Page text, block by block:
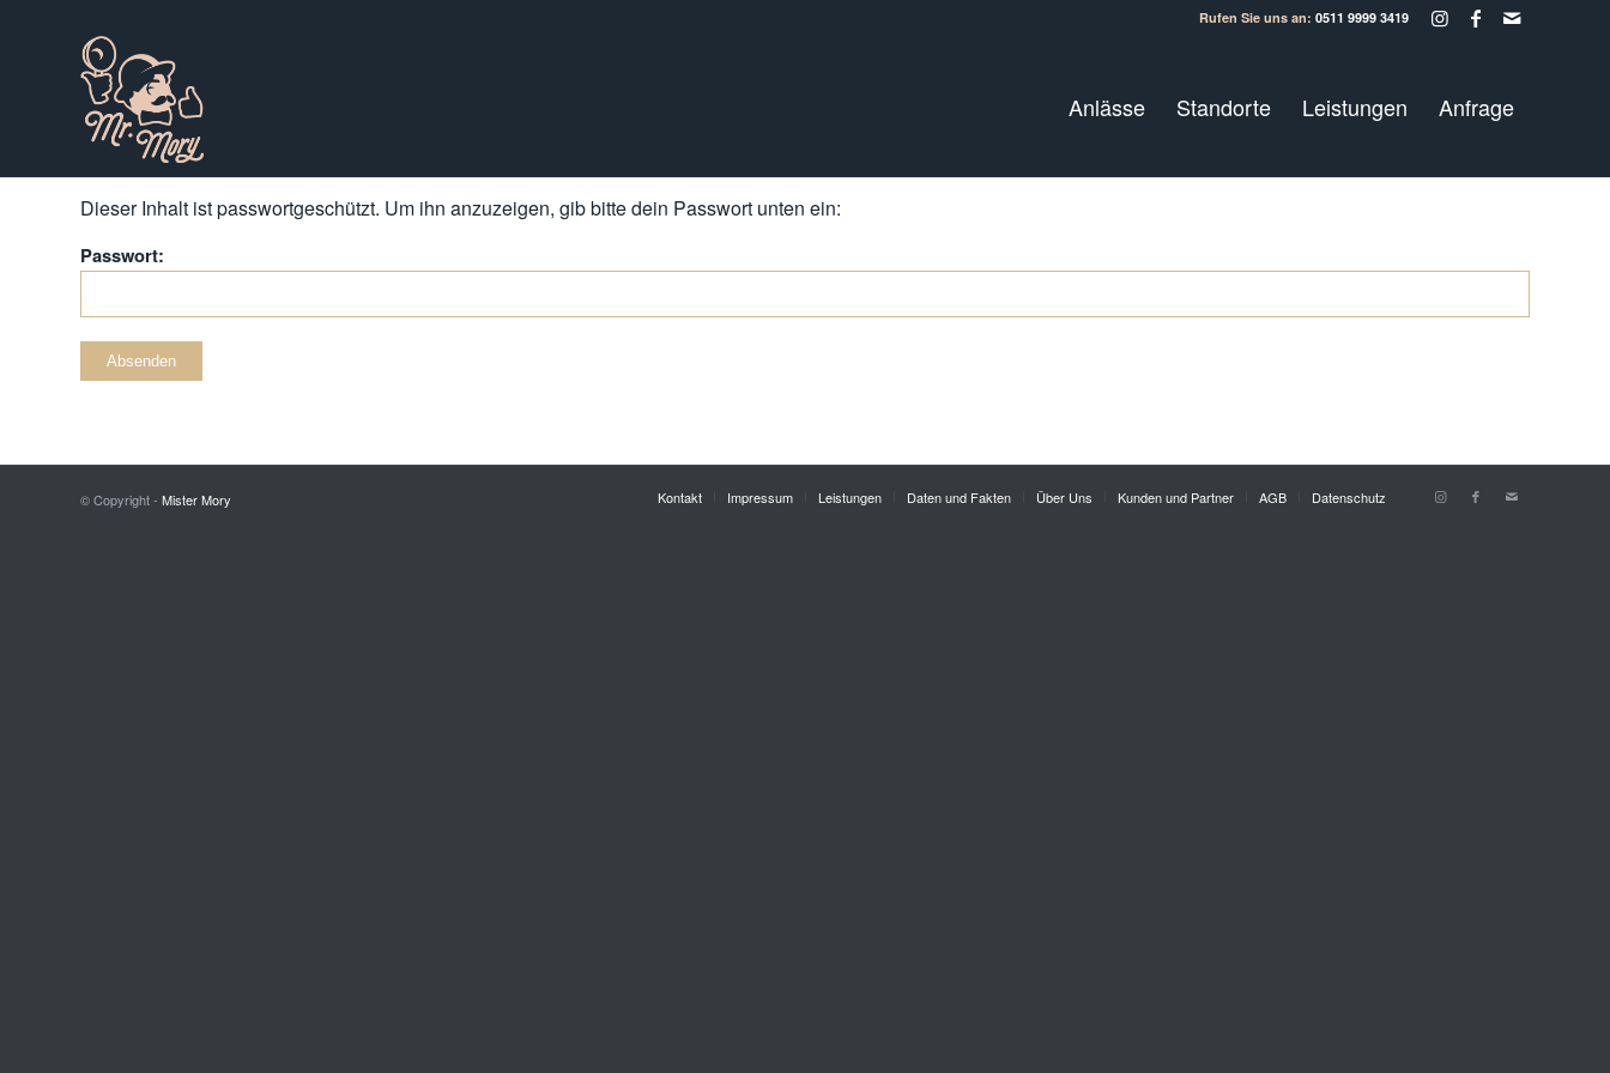
Rufen Sie uns an: 0511 9999 3419
Anlässe Standorte Leistungen Anfrage
Dieser Inhalt ist passwortgeschützt. Um ihn anzuzeigen, gib bitte dein Passwort unten ein:
Passwort:
© Copyright - Mister Mory Kontakt Impressum Leistungen Daten und Fakten Über Uns Kunden und Partner AGB Datenschutz